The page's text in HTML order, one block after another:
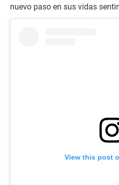
nuevo paso en sus vidas
View this post